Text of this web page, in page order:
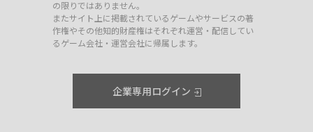
の限りではありません。
またサイト上に掲載されているゲームやサービスの著
作権やその他知的財産権はそれぞれ運営・配信してい
るゲーム会社・運営会社に帰属します。
企業専用ログイン